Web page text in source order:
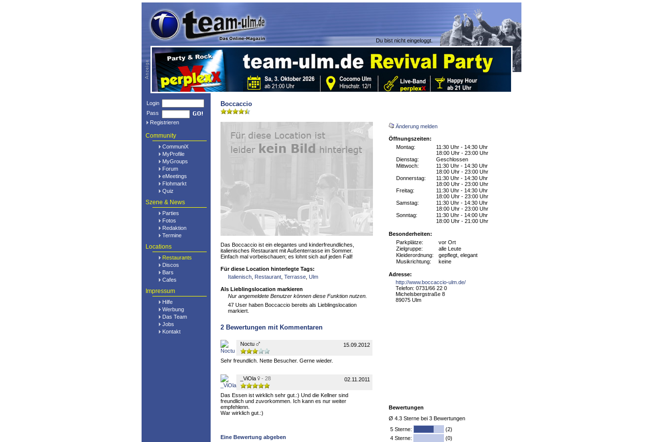
Du bist nicht eingeloggt.
Login
Pass
Registrieren
Community
CommuniX
MyProfile
MyGroups
Forum
eMeetings
Flohmarkt
Quiz
Szene & News
Parties
Fotos
Redaktion
Termine
Locations
Restaurants
Discos
Bars
Cafes
Impressum
Hilfe
Werbung
Das Team
Jobs
Kontakt
Boccaccio
Änderung melden
Öffnungszeiten:
Montag:
11:30 Uhr - 14:30 Uhr
18:00 Uhr - 23:00 Uhr
Dienstag:
Geschlossen
Mittwoch:
11:30 Uhr - 14:30 Uhr
18:00 Uhr - 23:00 Uhr
Donnerstag:
11:30 Uhr - 14:30 Uhr
18:00 Uhr - 23:00 Uhr
Freitag:
11:30 Uhr - 14:30 Uhr
18:00 Uhr - 23:00 Uhr
Samstag:
11:30 Uhr - 14:30 Uhr
18:00 Uhr - 23:00 Uhr
Sonntag:
11:30 Uhr - 14:00 Uhr
18:00 Uhr - 21:00 Uhr
Besonderheiten:
Parkplätze:
vor Ort
Zielgruppe:
alle Leute
Kleiderordnung: gepflegt, elegant
Musikrichtung:
keine
Adresse:
http://www.boccaccio-ulm.de/
Telefon: 0731/66 22 0
Michelsbergstraße 8
89075 Ulm
Bewertungen
Ø 4.3 Sterne bei 3 Bewertungen
5 Sterne:
(2)
4 Sterne:
(0)
Das Boccaccio ist ein elegantes und kinderfreundliches,
italienisches Restaurant mit Außenterrasse im Sommer.
Einfach mal vorbeischauen; es lohnt sich auf jeden Fall!
Für diese Location hinterlegte Tags:
Italienisch Restaurant Terrasse Ulm
Als Lieblingslocation markieren
Nur angemeldete Benutzer können diese Funktion nutzen.
47 User haben Boccaccio bereits als Lieblingslocation
markiert.
2 Bewertungen mit Kommentaren
Noctu 15.09.2012
Sehr freundlich. Nette Besucher. Gerne wieder.
_ViOla - 28 02.11.2011
Das Essen ist wirklich sehr gut.:) Und die Kellner sind
freundlich und zuvorkommen. Ich kann es nur weiter
empfehlenn.
War wirklich gut.:)
Eine Bewertung abgeben